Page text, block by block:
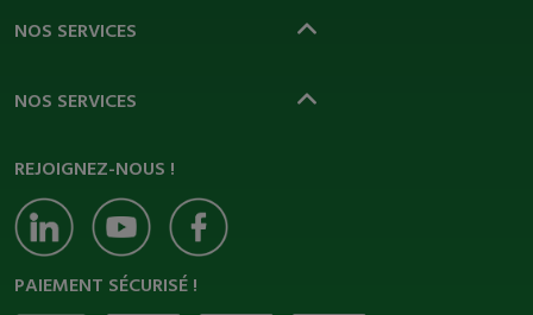
NOS SERVICES
NOS SERVICES
REJOIGNEZ-NOUS !
PAIEMENT SÉCURISÉ !